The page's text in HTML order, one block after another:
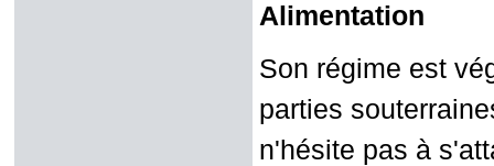
Alimentation
Son régime est
parties
n'hésite pas à